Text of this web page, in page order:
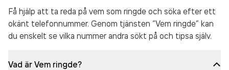
Få hjälp att ta reda på vem som ringde och söka efter ett
okänt telefonnummer. Genom tjänsten “Vem ringde” kan
du enskelt se vilka nummer andra sökt på och tipsa själv.
Vad är Vem ringde?